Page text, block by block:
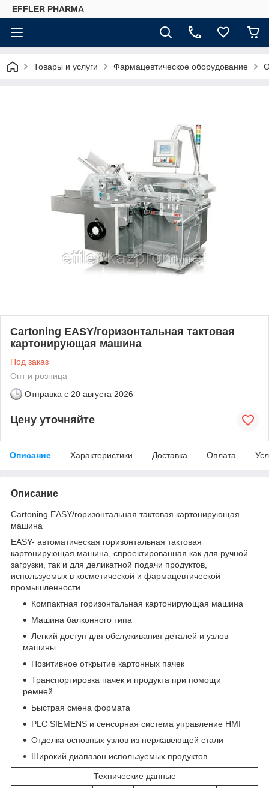
EFFLER PHARMA
Товары и услуги Фармацевтическое оборудование
Cartoning EASY/горизонтальная тактовая
картонирующая машина
Под заказ
Опт и розница
Отправка с 20 августа 2026
Цену уточняйте
Описание Характеристики Доставка Оплата
Описание
Cartoning EASY/горизонтальная тактовая картонирующая
машина
EASY- автоматическая горизонтальная тактовая
картонирующая машина, спроектированная как для ручной
загрузки, так и для деликатной подачи продуктов,
используемых в косметической и фармацевтической
промышленности.
Компактная горизонтальная картонирующая машина
Машина балконного типа
Легкий доступ для обслуживания деталей и узлов
машины
Позитивное открытие картонных пачек
Транспортировка пачек и продукта при помощи
ремней
Быстрая смена формата
PLC SIEMENS и сенсорная система управление HMI
Отделка основных узлов из нержавеющей стали
Широкий диапазон используемых продуктов
Технические данные